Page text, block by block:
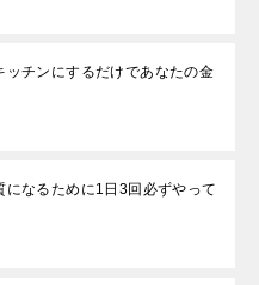
ッチンにするだけであなたの金
になるために1日3回必ずやって